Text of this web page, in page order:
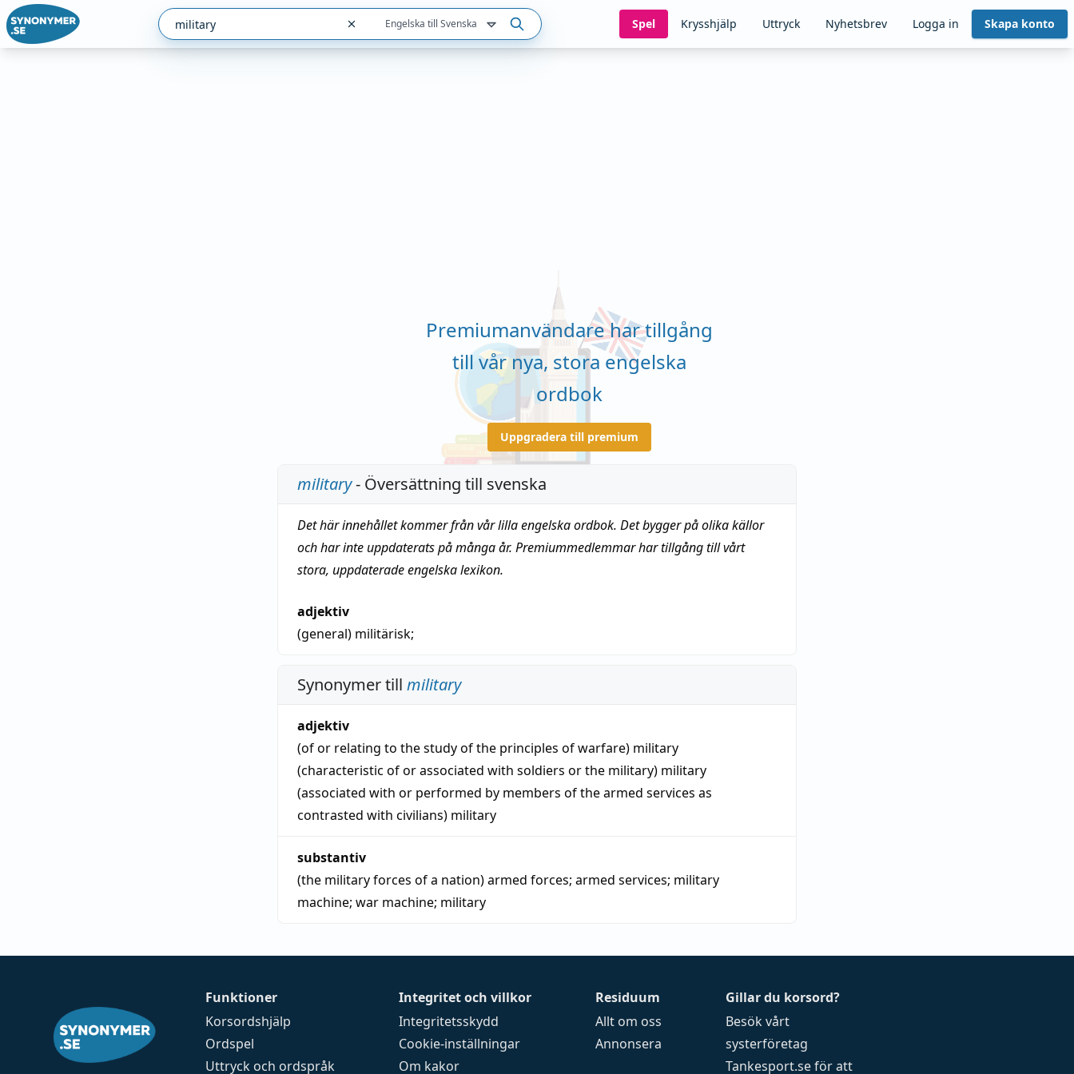
Engelska till Svenska Spel Krysshjälp Uttryck Nyhetsbrev Logga in Skapa konto
Premiumanvändare har tillgång
till vår nya, stora engelska
ordbok
Uppgradera till premium
military- Översättning till svenska
Det här innehållet kommer från vår lilla engelska ordbok. Det bygger på olika källor
och har inte uppdaterats på många år. Premiummedlemmar har tillgång till vårt
stora, uppdaterade engelska lexikon.
adjektiv
(general) militärisk;
Synonymer till military
adjektiv
(of or relating to the study of the principles of warfare) military
(characteristic of or associated with soldiers or the military) military
(associated with or performed by members of the armed services as
contrasted with civilians) military
substantiv
(the military forces of a nation)armed forces; armed services; military
machine; war machine; military
Funktioner
Korsordshjälp
Ordspel
Uttryck och ordspråk
Integritet och villkor
Integritetsskydd
Cookie-inställningar
Om kakor
Residuum
Allt om oss
Annonsera
Gillar du korsord?
Besök vårt
systerföretag
Tankesport.seför att